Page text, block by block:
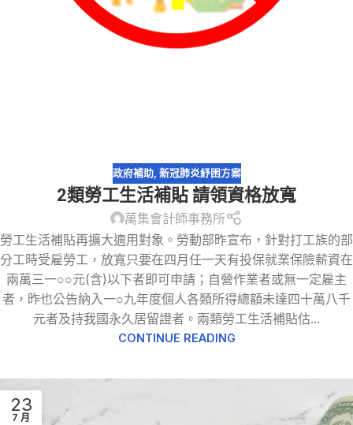
政府補助, 新冠肺炎紓困方案
2類勞工生活補貼 請領資格放寬
萬集會計師事務所
勞工生活補貼再擴大適用對象。勞動部昨宣布，針對打工族的部
分工時受雇勞工，放寬只要在四月任一天有投保就業保險薪資在
兩萬三一○○元(含)以下者即可申請；自營作業者或無一定雇主
者，昨也公告納入一○九年度個人各類所得總額未達四十萬八千
元者及持我國永久居留證者。兩類勞工生活補貼估...
CONTINUE READING
23
7 月